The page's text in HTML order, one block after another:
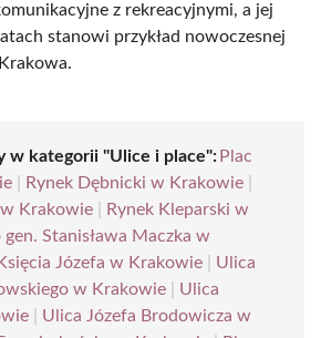
z rekreacyjnymi, a jej
stanowi przykład nowoczesnej
w kategorii "Ulice i place": Plac
Rynek Dębnicki w Krakowie
Krakowie
Rynek Kleparski w
gen. Stanisława Maczka w
Józefa w Krakowie
Ulica
w Krakowie
Ulica
Ulica Józefa Brodowicza w